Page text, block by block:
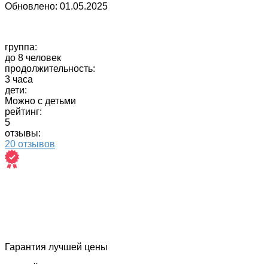
Обновлено: 01.05.2025
группа:
до 8 человек
продолжительность:
3 часа
дети:
Можно с детьми
рейтинг:
5
отзывы:
20 отзывов
Гарантия лучшей цены